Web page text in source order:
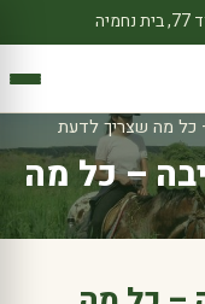
– כל מה שצריך לדעת
– כל מה